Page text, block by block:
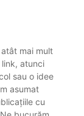
mai mult
atunci
sau o idee
asumat
cu